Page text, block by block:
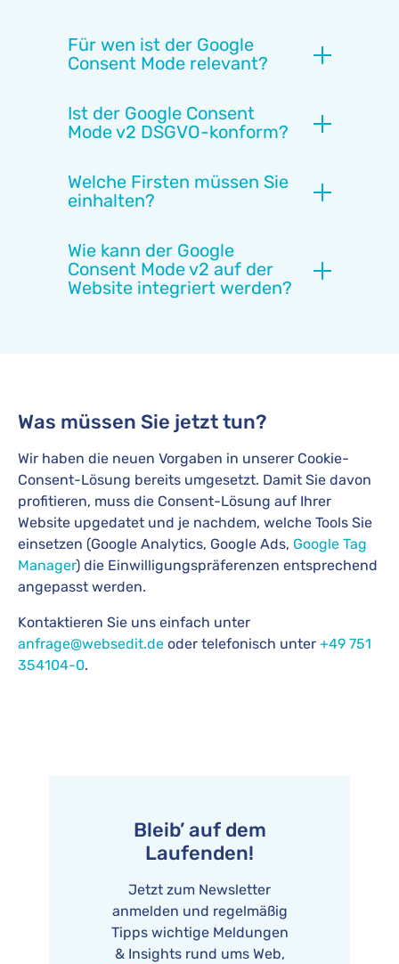
Für wen ist der Google
Consent Mode relevant?
Ist der Google Consent
Mode v2 DSGVO-konform?
Welche Firsten müssen Sie
einhalten?
Wie kann der Google
Consent Mode v2 auf der
Website integriert werden?
Was müssen Sie jetzt tun?
Wir haben die neuen Vorgaben in unserer Cookie-
Consent-Lösung bereits umgesetzt. Damit Sie davon
profitieren, muss die Consent-Lösung auf Ihrer
Website upgedatet und je nachdem, welche Tools Sie
einsetzen (Google Analytics, Google Ads, Google Tag
Manager) die Einwilligungspräferenzen entsprechend
angepasst werden.
Kontaktieren Sie uns einfach unter
anfrage@websedit.de oder telefonisch unter +49 751
354104-0.
Bleib’ auf dem
Laufenden!
Jetzt zum Newsletter
anmelden und regelmäßig
Tipps wichtige Meldungen
& Insights rund ums Web,